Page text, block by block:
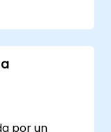
muchos
código
por un